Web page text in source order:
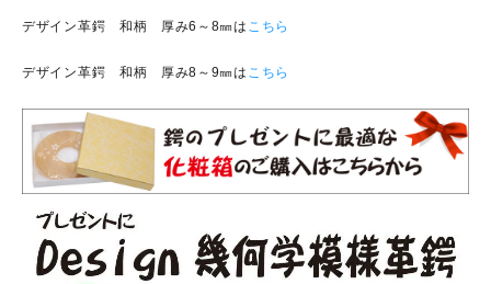
デザイン革鍔 和柄 厚み6～8㎜は こちら
デザイン革鍔 和柄 厚み8～9㎜は こちら